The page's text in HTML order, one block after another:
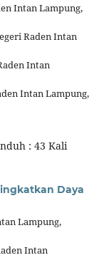
Intan Lampung,
Raden Intan
Intan
Intan Lampung,
: 43 Kali
Daya
Lampung,
Intan